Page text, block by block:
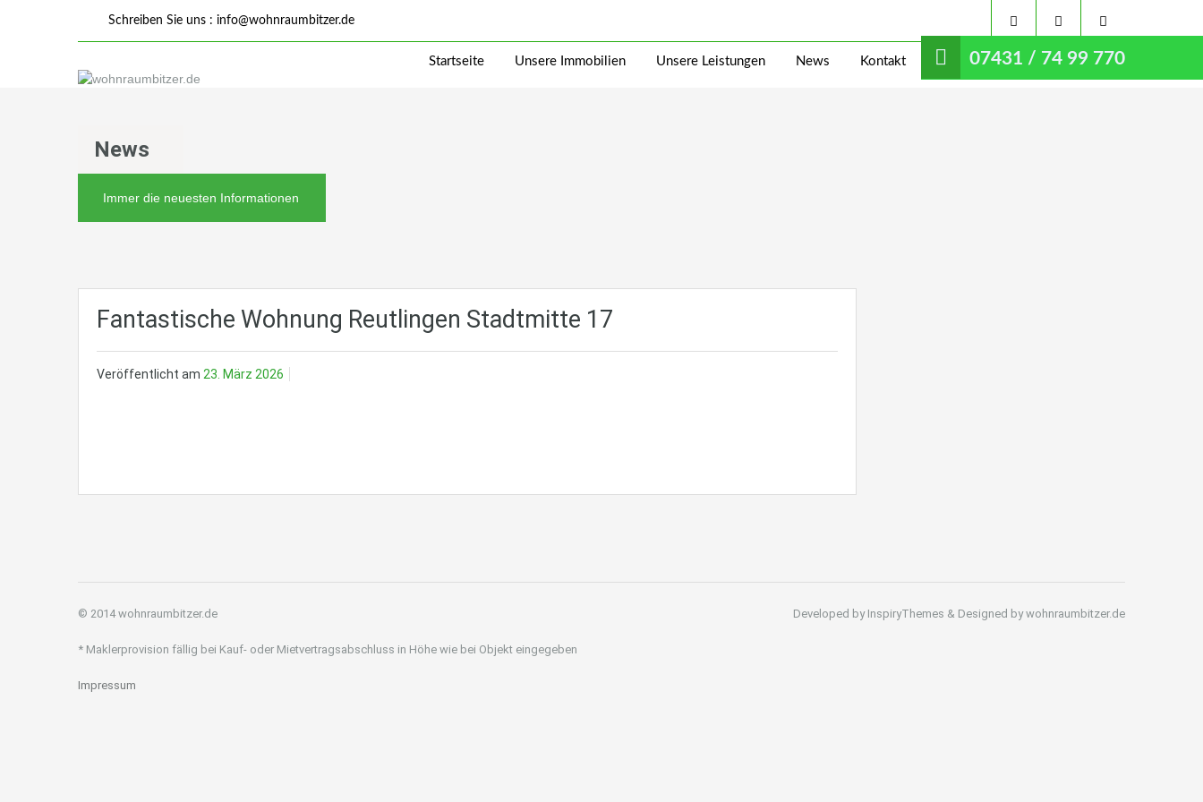
Schreiben Sie uns : info@wohnraumbitzer.de
07431 / 74 99 770
Startseite Unsere Immobilien Unsere Leistungen News Kontakt
News
Immer die neuesten Informationen
Fantastische Wohnung Reutlingen Stadtmitte 17
Veröffentlicht am 23. März 2026
© 2014 wohnraumbitzer.de
* Maklerprovision fällig bei Kauf- oder Mietvertragsabschluss in Höhe wie bei Objekt eingegeben
Impressum
Developed by InspiryThemes & Designed by wohnraumbitzer.de